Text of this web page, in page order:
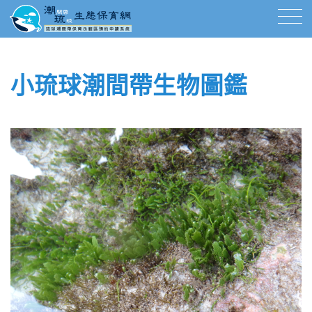
小琉球潮間帶生物圖鑑